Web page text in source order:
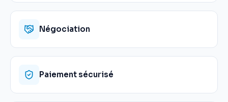
Négociation
Paiement sécurisé